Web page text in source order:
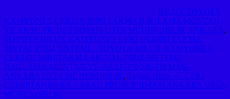
HILUX TOYOTA
KAMYONET ÇEKİ DEMİRİ TAKMA BAGLAMA MONTAJI
VE ARAÇ PROJE FİRMASI USTA MÜHENDİSLİK ANKARA,
TOYOTA HILUX KAMYONET ÇEKİ DEMİRİ TAKMA
SİNYAL PİRİZ SİSTEMİ…TOYOTA-HILUX-KAMYONET-
CEKI-DEMIRI-TAKMA-SIGNAL-PIRIZ-SISTEMI-
BAGLAMA-MONTAJI-VE-ARAC-PROJE-FİRMASI-
ANKARA USTA MÜHENDİSLİK , Toyota Hılux ⇔ ÇEKİ
DEMİRİ ANKARA » ARAÇ PROJE FİRMASI ANKARA USTA
MÜHENDİSLİK